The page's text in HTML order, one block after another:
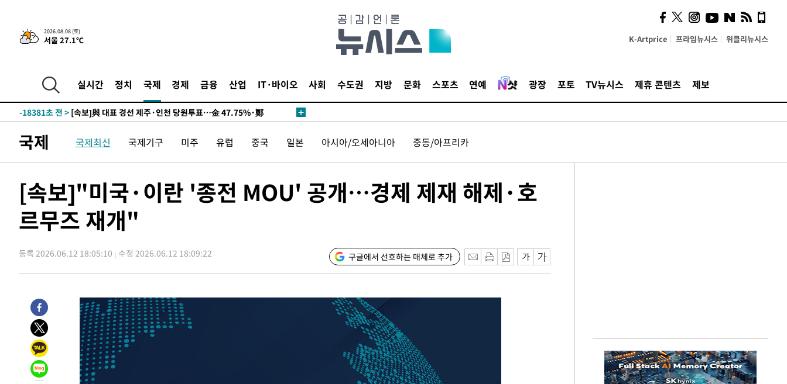
2026.08.08 (토)
서울 27.1℃ K-Artprice 프라임뉴시스 위클리뉴시스
실시간 정치 국제 경제 금융 산업 IT·바이오 사회 수도권 지방 문화 스포츠 연예 광장 포토 TV뉴시스 제휴 콘텐츠 제보
8시간 전 >[속보]뉴욕증시 상승 마감…S&P 0.6% 나스닥 1.3%↑
-28099초 전 > 이란 "호르무즈 재개방 합의 근접…美 배상 선행돼야"
한민수·김용 순
-19099초 전 >
[속보]김민석, 與 전대 당원투표 누적 득표율 45.42%로 1위… 정
청래 44.56%
-18381초 전 >
42.08%·宋 10.17%
-17915초 전 > 이강인 "아틀레티코 이적 기뻐…등번호 7번 의미보단 팀 위해 뛸
-11624초 전 >
낮 최고 35도 '무더위'…동해안 시간당 30㎜ '강한 비'[내일날씨]
-10894초 전 >[속보]이강인 "감독님이 원하는 마음 느꼈고, 많은 트로피 원해 아
-9645초 전 >온열질환 사망자 3명 늘어…누적 환자 3000명 돌파
-3590초 전 >강릉에 시간당 81.4㎜ 물폭탄…도로 잠기고 담벼락 붕괴
5분 전 >백운산서 80년근 천종산삼 9뿌리 발견…감정가 1.3억원
1시간 전 >남자 농구, 나고야 아시안게임서 '홈팀' 일본과 한일전
1시간 전 >여수 오동도 해상서 모터보트 전복…1명 사망·1명 실종
날씨]
3시간 전 >
축구협회 "압수수색·성접대 논란 사과…쇄신의 기회로 삼겠다"
3시간 전 >
[속보]'압수수색·성접대 논란' 축구협회 "실망과 걱정 안겨드려 죄송"
7시간 전 >
'최고 37도' 폭염 지속…강원동해안 최대 150㎜ 비
8시간 전 >
[속보]뉴욕증시 상승 마감…S&P 0.6% 나스닥 1.3%↑
-28099초 전 >
이란 "호르무즈 재개방 합의 근접…美 배상 선행돼야"
국제 국제최신 국제기구 미주 유럽 중국 일본 아시아/오세아니아 중동/아프리카
[속보]"미국·이란 '종전 MOU' 공개…경제 제재 해제·호
르무즈 재개"
등록 2026.06.12 18:05:10 수정 2026.06.12 18:09:22 구글에서 선호하는 매체로 추가